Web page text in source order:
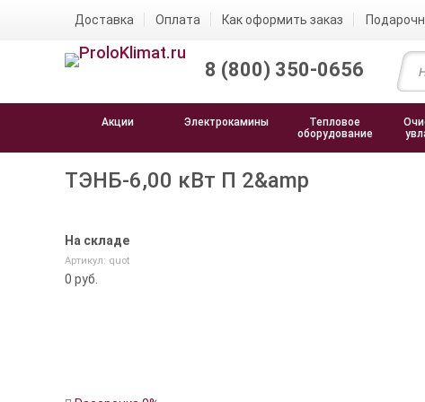
Доставка Оплата Как оформить заказ
8 (800) 350-0656
Акции Электрокамины
Тепловое
оборудование
ТЭНБ-6,00 кВт П 2&amp
На складе
Артикул: quot
0 руб.